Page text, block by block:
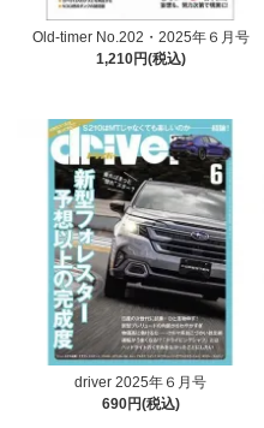
Old-timer No.202・2025年６月号
1,210円(税込)
driver 2025年６月号
690円(税込)